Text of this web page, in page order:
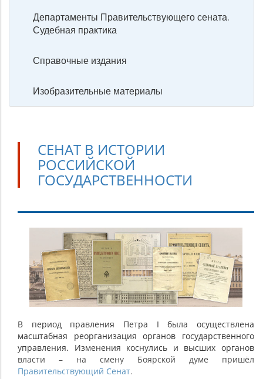
Департаменты Правительствующего сената.
Судебная практика
Справочные издания
Изобразительные материалы
СЕНАТ В ИСТОРИИ
РОССИЙСКОЙ
ГОСУДАРСТВЕННОСТИ
истории
российской
государственности
В период правления Петра I была осуществлена
масштабная реорганизация органов государственного
управления. Изменения коснулись и высших органов
власти – на смену Боярской думе пришёл
Правительствующий Сенат.